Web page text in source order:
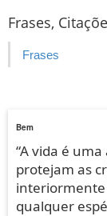
Frases,
Frases
Bem
“A vida é
protejam as
qualquer